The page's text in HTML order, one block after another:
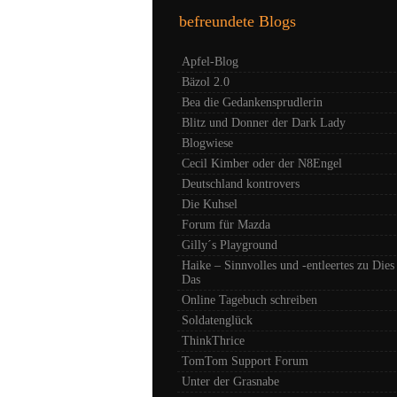
befreundete Blogs
Apfel-Blog
Bäzol 2.0
Bea die Gedankensprudlerin
Blitz und Donner der Dark Lady
Blogwiese
Cecil Kimber oder der N8Engel
Deutschland kontrovers
Die Kuhsel
Forum für Mazda
Gilly´s Playground
Haike – Sinnvolles und -entleertes zu Dies
Das
Online Tagebuch schreiben
Soldatenglück
ThinkThrice
TomTom Support Forum
Unter der Grasnabe